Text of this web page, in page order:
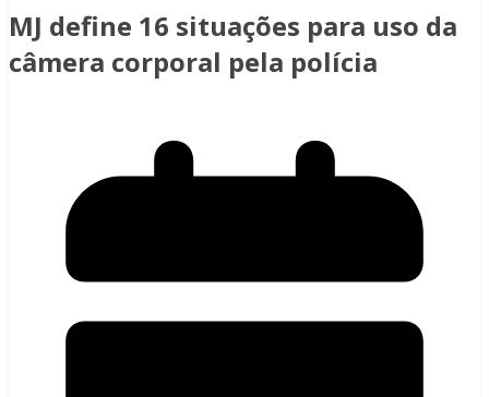
MJ define 16 situações para uso da
câmera corporal pela polícia